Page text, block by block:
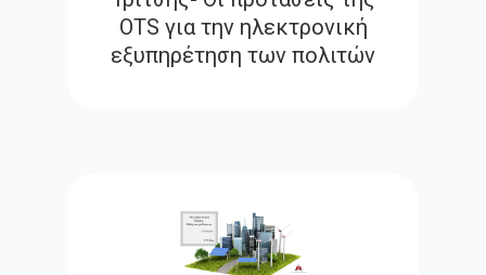
OTS για την ηλεκτρονική
εξυπηρέτηση των πολιτών